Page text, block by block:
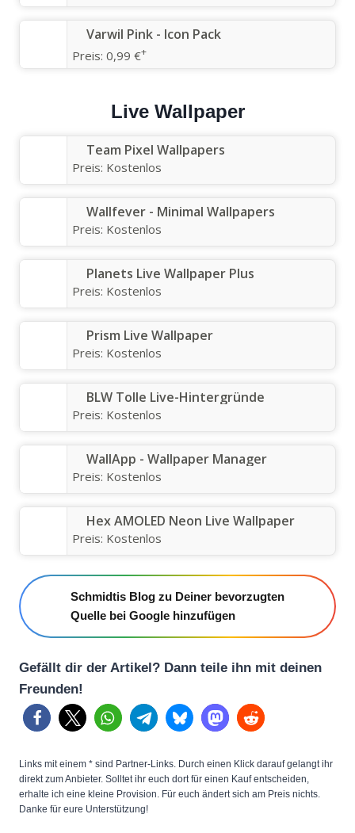
Varwil Pink - Icon Pack
Preis: 0,99 €+
Live Wallpaper
Team Pixel Wallpapers
Preis: Kostenlos
Wallfever - Minimal Wallpapers
Preis: Kostenlos
Planets Live Wallpaper Plus
Preis: Kostenlos
Prism Live Wallpaper
Preis: Kostenlos
BLW Tolle Live-Hintergründe
Preis: Kostenlos
WallApp - Wallpaper Manager
Preis: Kostenlos
Hex AMOLED Neon Live Wallpaper
Preis: Kostenlos
Schmidtis Blog zu Deiner bevorzugten
Quelle bei Google hinzufügen
Gefällt dir der Artikel? Dann teile ihn mit deinen
Freunden!
Links mit einem * sind Partner-Links. Durch einen Klick darauf gelangt ihr
direkt zum Anbieter. Solltet ihr euch dort für einen Kauf entscheiden,
erhalte ich eine kleine Provision. Für euch ändert sich am Preis nichts.
Danke für eure Unterstützung!